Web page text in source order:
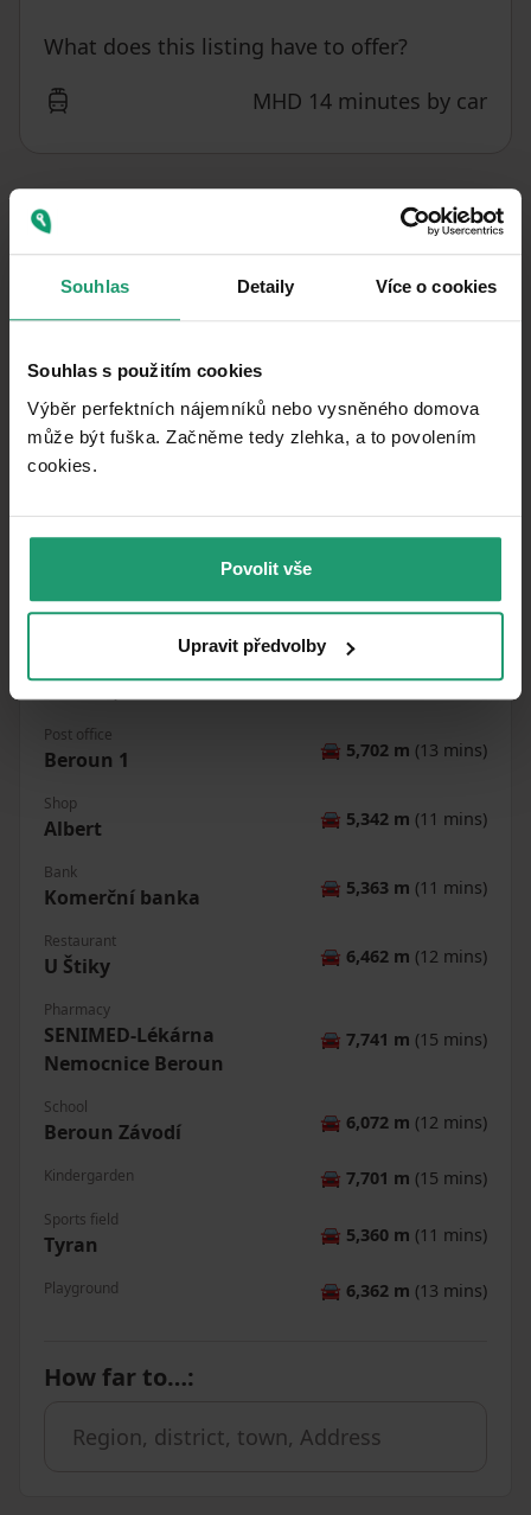
Souhlas Detaily Více o cookies
Souhlas s použitím cookies
Výběr perfektních nájemníků nebo vysněného domova
může být fuška. Začněme tedy zlehka, a to povolením
cookies.​
Povolit vše
Upravit předvolby
What does this listing have to offer?
MHD 14 minutes by car
What you will find nearby
MapLibre|© OpenMapTiles© OpenStreetMap contributors
🚘8,435 m(14 mins)
Post office
Beroun 1 🚘 5,702 m (13 mins)
Shop
Albert 🚘 5,342 m (11 mins)
Bank
Komerční banka 🚘 5,363 m (11 mins)
Restaurant
U Štiky 🚘 6,462 m (12 mins)
Pharmacy
SENIMED-Lékárna
Nemocnice Beroun
🚘 7,741 m (15 mins)
School
Beroun Závodí 🚘 6,072 m (12 mins)
Kindergarden 🚘 7,701 m (15 mins)
Sports field
Tyran 🚘 5,360 m (11 mins)
Playground 🚘 6,362 m (13 mins)
How far to…: